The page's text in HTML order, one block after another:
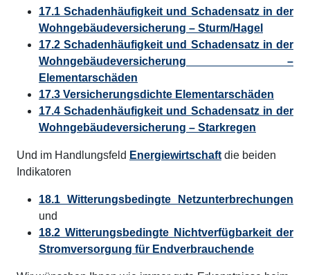
17.1 Schadenhäufigkeit und Schadensatz in der
Wohngebäudeversicherung – Sturm/Hagel
17.2 Schadenhäufigkeit und Schadensatz in der
Wohngebäudeversicherung –
Elementarschäden
17.3 Versicherungsdichte Elementarschäden
17.4 Schadenhäufigkeit und Schadensatz in der
Wohngebäudeversicherung – Starkregen
Und im Handlungsfeld Energiewirtschaft die beiden
Indikatoren
18.1 Witterungsbedingte Netzunterbrechungen
und
18.2 Witterungsbedingte Nichtverfügbarkeit der
Stromversorgung für Endverbrauchende